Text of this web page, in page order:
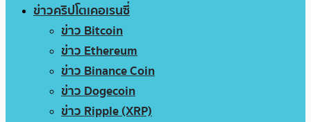
ข่าวคริปโตเคอเรนซี่
ข่าว Bitcoin
ข่าว Ethereum
ข่าว Binance Coin
ข่าว Dogecoin
ข่าว Ripple (XRP)